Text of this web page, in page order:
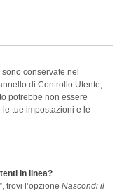
conservate nel
di Controllo Utente;
potrebbe non essere
tue impostazioni e le
in linea?
trovi l’opzione Nascondi il